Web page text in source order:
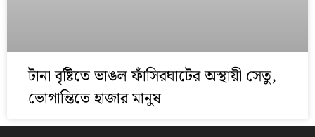
টানা বৃষ্টিতে ভাঙল ফাঁসিরঘাটের অস্থায়ী সেতু,
ভোগান্তিতে হাজার মানুষ